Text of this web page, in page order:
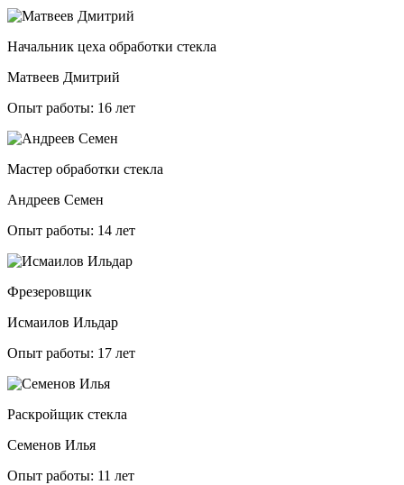
Начальник цеха обработки стекла
Матвеев Дмитрий
Опыт работы: 16 лет
Мастер обработки стекла
Андреев Семен
Опыт работы: 14 лет
Фрезеровщик
Исмаилов Ильдар
Опыт работы: 17 лет
Раскройщик стекла
Семенов Илья
Опыт работы: 11 лет